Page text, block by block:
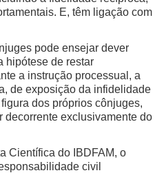
E, têm ligação com
pode ensejar dever
hipótese de restar
a instrução processual, a
de exposição da infidelidade
dos próprios cônjuges,
decorrente exclusivamente do
Científica do IBDFAM, o
civil